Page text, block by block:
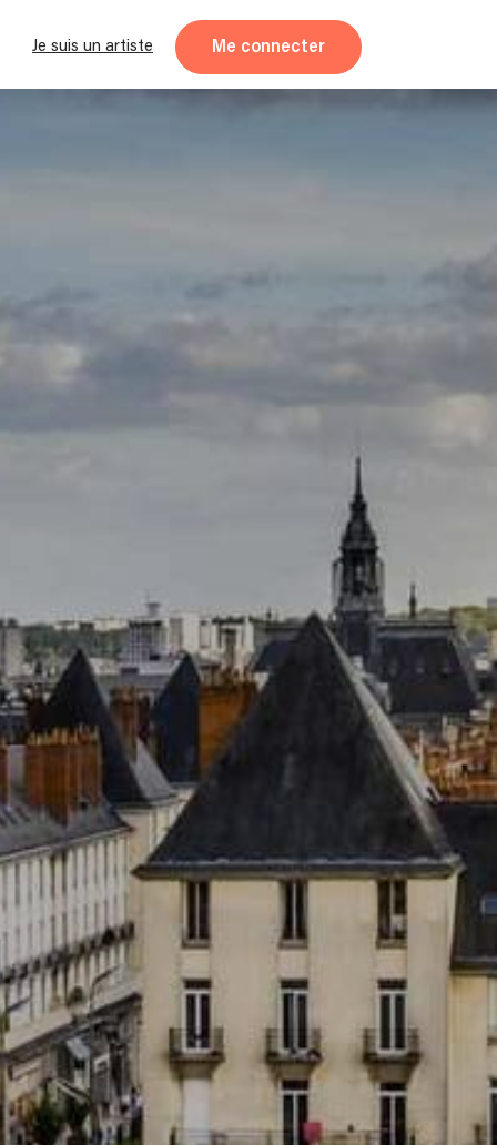
Je suis un artiste Me connecter